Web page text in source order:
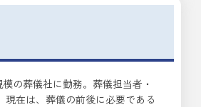
の葬儀社に勤務。葬儀担当者・
在は、葬儀の前後に必要である